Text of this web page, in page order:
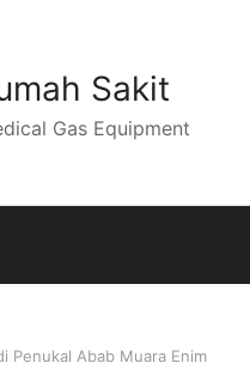
Sakit
Gas Equipment
Penukal Abab Muara Enim